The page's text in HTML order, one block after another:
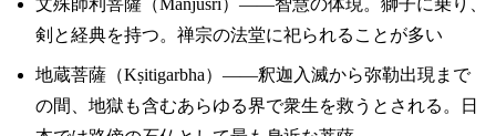
剣と経典を持つ。禅宗の法堂に祀られることが多い
地蔵菩薩（Kṣitigarbha）——釈迦入滅から弥勒出現まで
の間、地獄も含むあらゆる界で衆生を救うとされる。日